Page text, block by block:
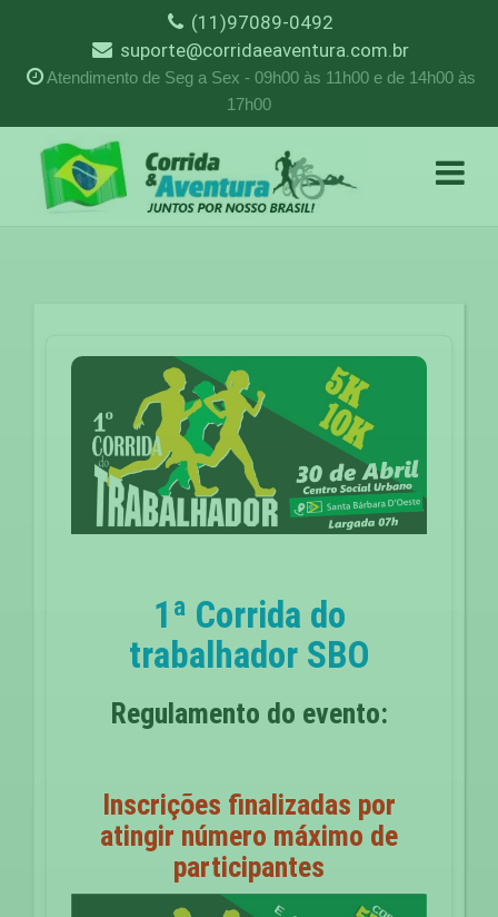
(11)97089-0492
suporte@corridaeaventura.com.br
Atendimento de Seg a Sex - 09h00 às 11h00 e de 14h00 às
17h00
1ª Corrida do
trabalhador SBO
Regulamento do evento:
Inscrições finalizadas por
atingir número máximo de
participantes